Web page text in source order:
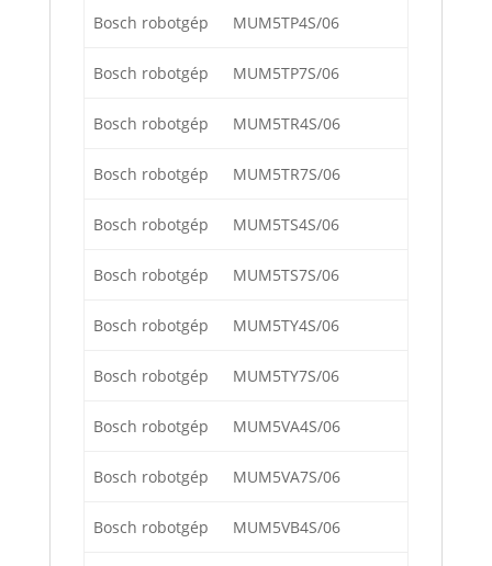
Bosch robotgép MUM5TP4S/06
Bosch robotgép MUM5TP7S/06
Bosch robotgép MUM5TR4S/06
Bosch robotgép MUM5TR7S/06
Bosch robotgép MUM5TS4S/06
Bosch robotgép MUM5TS7S/06
Bosch robotgép MUM5TY4S/06
Bosch robotgép MUM5TY7S/06
Bosch robotgép MUM5VA4S/06
Bosch robotgép MUM5VA7S/06
Bosch robotgép MUM5VB4S/06